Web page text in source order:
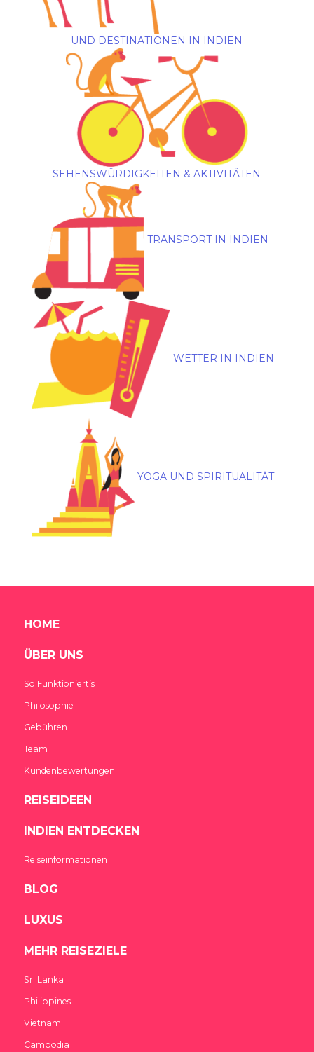
UND DESTINATIONEN IN INDIEN
SEHENSWÜRDIGKEITEN & AKTIVITÄTEN
TRANSPORT IN INDIEN
WETTER IN INDIEN
YOGA UND SPIRITUALITÄT
HOME
ÜBER UNS
So Funktioniert’s
Philosophie
Gebühren
Team
Kundenbewertungen
REISEIDEEN
INDIEN ENTDECKEN
Reiseinformationen
BLOG
LUXUS
MEHR REISEZIELE
Sri Lanka
Philippines
Vietnam
Cambodia